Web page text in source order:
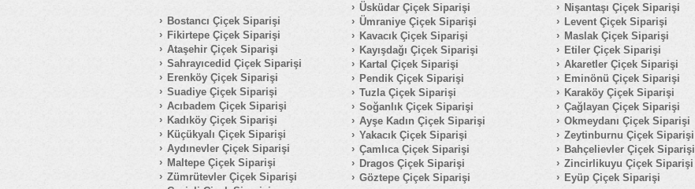
Bostancı Çiçek Siparişi
Fikirtepe Çiçek Siparişi
Ataşehir Çiçek Siparişi
Sahrayıcedid Çiçek Siparişi
Erenköy Çiçek Siparişi
Suadiye Çiçek Siparişi
Acıbadem Çiçek Siparişi
Kadıköy Çiçek Siparişi
Küçükyalı Çiçek Siparişi
Aydınevler Çiçek Siparişi
Maltepe Çiçek Siparişi
Zümrütevler Çiçek Siparişi
Üsküdar Çiçek Siparişi
Ümraniye Çiçek Siparişi
Kavacık Çiçek Siparişi
Kayışdağı Çiçek Siparişi
Kartal Çiçek Siparişi
Pendik Çiçek Siparişi
Tuzla Çiçek Siparişi
Soğanlık Çiçek Siparişi
Ayşe Kadın Çiçek Siparişi
Yakacık Çiçek Siparişi
Çamlıca Çiçek Siparişi
Dragos Çiçek Siparişi
Göztepe Çiçek Siparişi
Nişantaşı Çiçek Siparişi
Levent Çiçek Siparişi
Maslak Çiçek Siparişi
Etiler Çiçek Siparişi
Akaretler Çiçek Siparişi
Eminönü Çiçek Siparişi
Karaköy Çiçek Siparişi
Çağlayan Çiçek Siparişi
Okmeydanı Çiçek Siparişi
Zeytinburnu Çiçek Siparişi
Bahçelievler Çiçek Siparişi
Zincirlikuyu Çiçek Siparişi
Eyüp Çiçek Siparişi